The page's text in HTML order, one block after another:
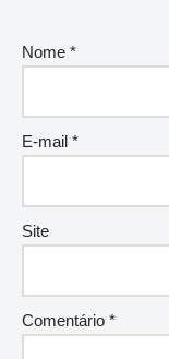
Nome *
E-mail *
Site
Comentário *